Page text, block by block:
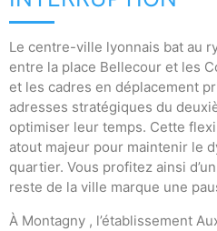
Le centre-ville lyonnais bat au
entre la place Bellecour et les
et les cadres en déplacement
adresses stratégiques du
optimiser leur temps. Cette
atout majeur pour maintenir le
quartier. Vous profitez ainsi
reste de la ville marque une
À Montagny , l’établissement